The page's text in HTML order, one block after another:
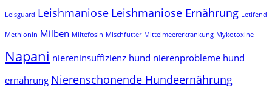
Leisguard Leishmaniose Leishmaniose Ernährung Letifend
Methionin Milben Miltefosin Mischfutter Mittelmeererkrankung Mykotoxine
Napani niereninsuffizienz hund nierenprobleme hund
ernährung Nierenschonende Hundeernährung